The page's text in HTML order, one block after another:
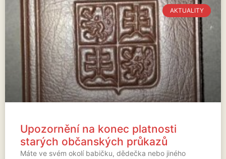
AKTUALITY
Upozornění na konec platnosti
starých občanských průkazů
Máte ve svém okolí babičku, dědečka nebo jiného